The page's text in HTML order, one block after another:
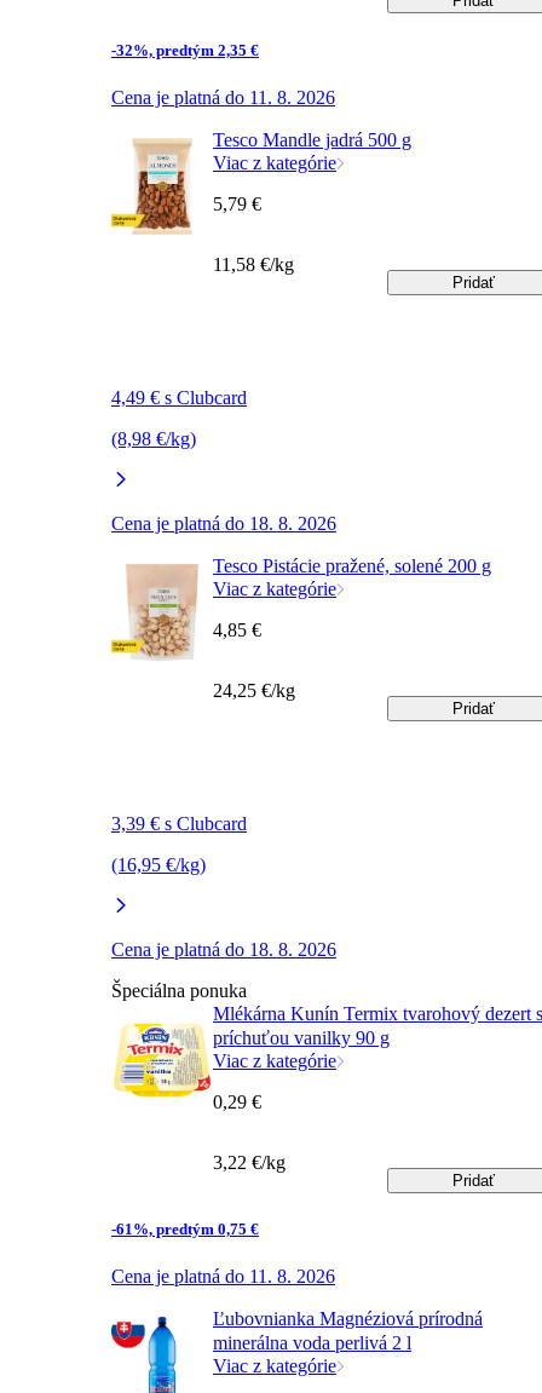
-32%, predtým 2,35 €
Cena je platná do 11. 8. 2026
Tesco Mandle jadrá 500 g
Viac z kategórie
4,49 € s Clubcard
(8,98 €/kg)
Cena je platná do 18. 8. 2026
5,79 €
11,58 €/kg
Pridať
Tesco Pistácie pražené, solené 200 g
Viac z kategórie
3,39 € s Clubcard
(16,95 €/kg)
Cena je platná do 18. 8. 2026
4,85 €
24,25 €/kg
Pridať
Špeciálna ponuka
Mlékárna Kunín Termix tvarohový dezert s
príchuťou vanilky 90 g
Viac z kategórie
-61%, predtým 0,75 €
Cena je platná do 11. 8. 2026
0,29 €
3,22 €/kg
Pridať
Ľubovnianka Magnéziová prírodná
minerálna voda perlivá 2 l
Viac z kategórie